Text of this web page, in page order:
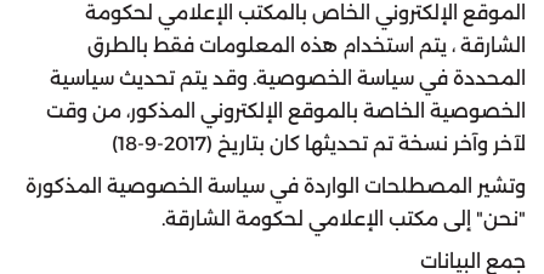
الموقع الإلكتروني الخاص بالمكتب الإعلامي لحكومة
الشارقة ، يتم استخدام هذه المعلومات فقط بالطرق
المحددة في سياسة الخصوصية. وقد يتم تحديث سياسية
الخصوصية الخاصة بالموقع الإلكتروني المذكور، من وقت
لآخر وآخر نسخة تم تحديثها كان بتاريخ (2017-9-18)
وتشير المصطلحات الواردة في سياسة الخصوصية المذكورة
"نحن" إلى مكتب الإعلامي لحكومة الشارقة.
جمع البيانات